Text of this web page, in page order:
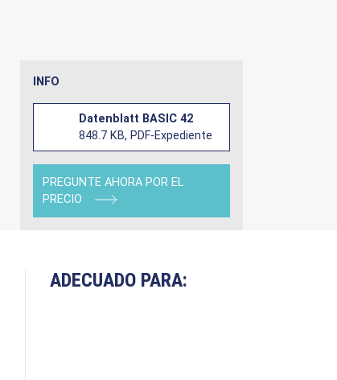
INFO
Datenblatt BASIC 42
848.7 KB, PDF-Expediente
PREGUNTE AHORA POR EL
PRECIO
ADECUADO PARA: